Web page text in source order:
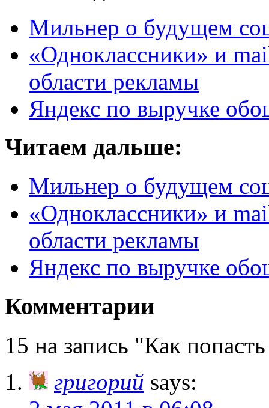
Мильнер о будущем
«Одноклассники» и
области рекламы
Яндекс по выручке
Читаем дальше:
Мильнер о будущем
«Одноклассники» и
области рекламы
Яндекс по выручке
Комментарии
15 на запись "Как
григорий says: